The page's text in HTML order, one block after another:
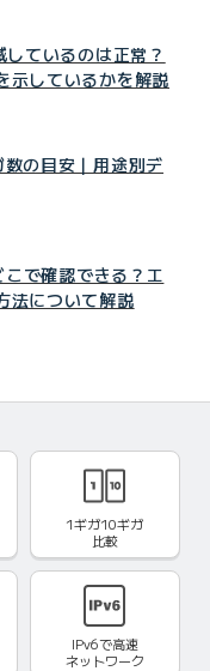
ているのは正常？
示しているかを解説
の目安｜用途別デ
で確認できる？エ
法について解説
1ギガ10ギガ
比較
IPv6で高速
ネットワーク